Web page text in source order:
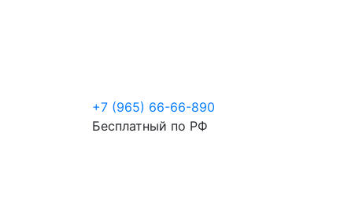
+7 (965) 66-66-890
Бесплатный по РФ